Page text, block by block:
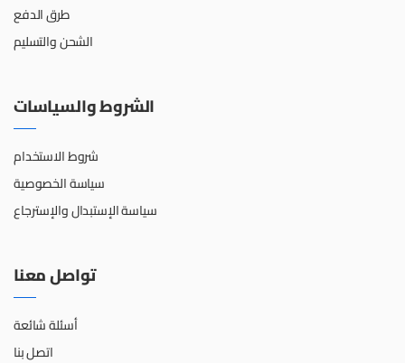
طرق الدفع
الشحن والتسليم
الشروط والسياسات
شروط الاستخدام
سياسة الخصوصية
سياسة الإستبدال والإسترجاع
تواصل معنا
أسئلة شائعة
اتصل بنا